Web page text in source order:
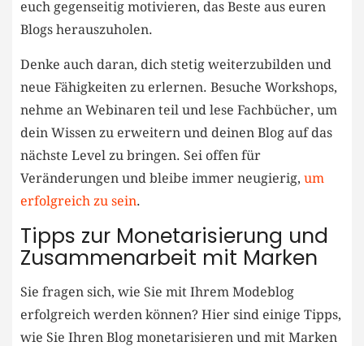
euch gegenseitig motivieren, das Beste aus euren
Blogs herauszuholen.
Denke⁤ auch daran, dich stetig weiterzubilden und
neue Fähigkeiten zu erlernen. Besuche Workshops,
nehme an Webinaren teil und lese Fachbücher,‍ um
dein Wissen zu erweitern ‌und deinen ‍Blog auf das
nächste Level zu‍ bringen. Sei offen für
Veränderungen und bleibe ⁣immer neugierig, um
erfolgreich zu sein.
Tipps zur Monetarisierung und
Zusammenarbeit mit⁣ Marken
Sie fragen sich, wie Sie mit Ihrem Modeblog
erfolgreich⁣ werden⁢ können? Hier sind einige⁣ Tipps,
wie Sie Ihren Blog‍ monetarisieren und mit Marken